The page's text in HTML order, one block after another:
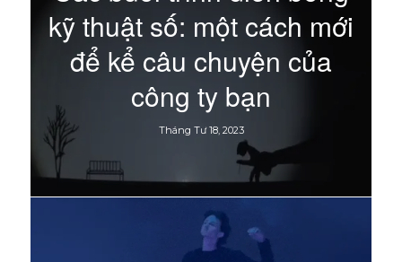
kỹ thuật số: một cách mới
để kể câu chuyện của
công ty bạn
Tháng Tư 18, 2023